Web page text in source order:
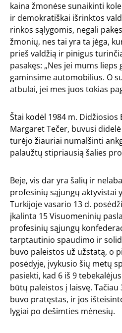
kaina žmonėse sunaikinti
ir demokratiškai išrinktos
rinkos sąlygomis, negali
žmonių, nes tai yra ta jėga,
prieš valdžią ir pinigus
pasakęs: „Nes jei mums
gaminsime automobilius. O
atbulai, jei mes juos tokias
Štai kodėl 1984 m.
Margaret Tečer, buvusi
turėjo žiauriai numalšinti
palaužtų stipriausią šalies
Beje, vis dar yra šalių ir
profesinių sąjungų aktyvistai
Turkijoje vasario 13 d.
įkalinta 15 Visuomeninių
profesinių sąjungų
tarptautinio spaudimo ir
buvo paleistos už užstatą, o
posėdyje, įvykusio šių metų
pasiekti, kad 6 iš 9
būtų paleistos į laisvę.
buvo pratęstas, ir jos
lygiai po dešimties mėnesių.